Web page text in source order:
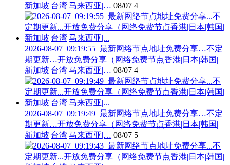
新加坡|台湾|马来西亚|… 08/07 4
2026-08-07_09:19:55_最新网络节点地址免费分享…不定
期更新…开放免费分享（网络免费节点香港|日本|韩国|
新加坡|台湾|马来西亚|… 08/07 4
2026-08-07_09:19:49_最新网络节点地址免费分享…不定
期更新…开放免费分享（网络免费节点香港|日本|韩国|
新加坡|台湾|马来西亚|… 08/07 5